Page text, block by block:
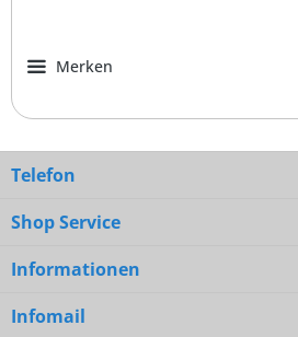
Merken
Telefon
Shop Service
Informationen
Infomail